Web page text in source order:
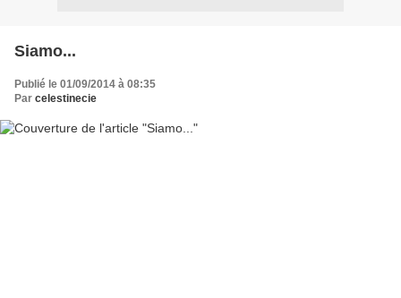
Siamo...
Publié le 01/09/2014 à 08:35
Par celestinecie